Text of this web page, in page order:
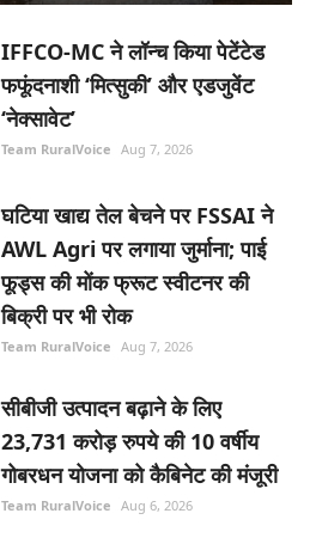
IFFCO-MC ने लॉन्च किया पेटेंटेड
फफूंदनाशी ‘मित्सुकी’ और एडजुवेंट
‘नेक्सावेट’
Team RuralVoice Aug 7, 2026
घटिया खाद्य तेल बेचने पर FSSAI ने
AWL Agri पर लगाया जुर्माना; पाई
फूड्स की मोंक फ्रूट स्वीटनर की
बिक्री पर भी रोक
Team RuralVoice Aug 7, 2026
सीबीजी उत्पादन बढ़ाने के लिए
23,731 करोड़ रुपये की 10 वर्षीय
गोबरधन योजना को कैबिनेट की मंजूरी
Team RuralVoice Aug 6, 2026